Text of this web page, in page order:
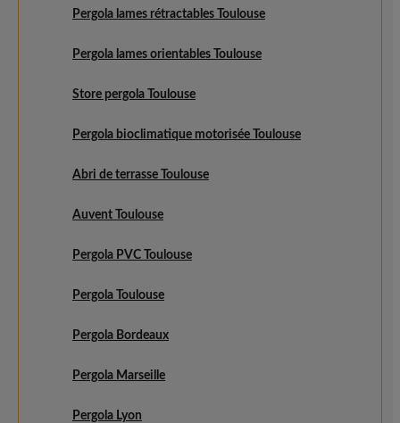
Pergola lames rétractables Toulouse
Pergola lames orientables Toulouse
Store pergola Toulouse
Pergola bioclimatique motorisée Toulouse
Abri de terrasse Toulouse
Auvent Toulouse
Pergola PVC Toulouse
Pergola Toulouse
Pergola Bordeaux
Pergola Marseille
Pergola Lyon